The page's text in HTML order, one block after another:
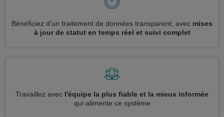
Bénéficiez d'un traitement de données transparent, avec mises
à jour de statut en temps réel et suivi complet
Travaillez avec l'équipe la plus fiable et la mieux informée
qui alimente ce système